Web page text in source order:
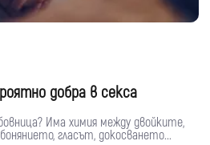
добра в секса
Има химия между двойките,
гласът, докосването...